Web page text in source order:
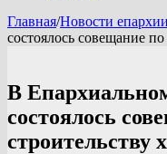
Главная/Новости епархии
состоялось совещание
В
состоялось
строительству